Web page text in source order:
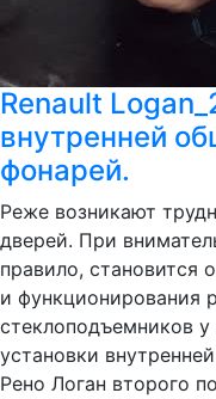
Renault
внутренней
фонарей.
Реже возникают
дверей. При
правило, становится
и функционирования
стеклоподъемников
установки
Рено Логан второго